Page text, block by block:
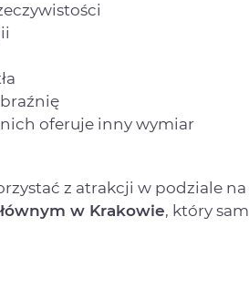
nich oferuje inny wymiar
z atrakcji w podziale na
w Krakowie, który sam